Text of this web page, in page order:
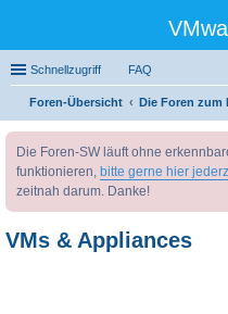
Schnellzugriff FAQ
Foren-Übersicht Die Foren zum
Die Foren-SW läuft ohne
funktionieren, bitte gerne hier
zeitnah darum. Danke!
VMs & Appliances